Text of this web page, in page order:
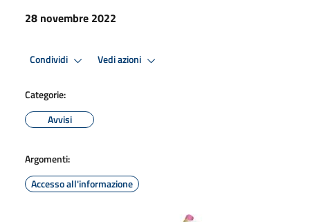
28 novembre 2022
Condividi Vedi azioni
Categorie:
Avvisi
Argomenti:
Accesso all'informazione